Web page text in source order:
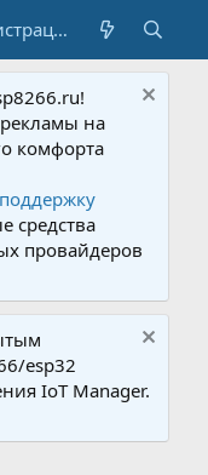
Регистрация
на
комфорта
средства
провайдеров
esp32
IoT Manager.